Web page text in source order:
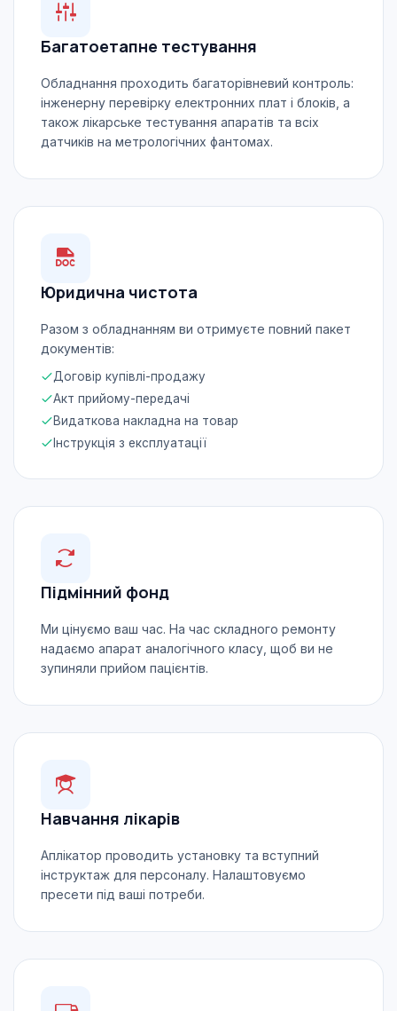
Багатоетапне тестування
Обладнання проходить багаторівневий контроль:
інженерну перевірку електронних плат і блоків, а
також лікарське тестування апаратів та всіх
датчиків на метрологічних фантомах.
Юридична чистота
Разом з обладнанням ви отримуєте повний пакет
документів:
Договір купівлі-продажу
Акт прийому-передачі
Видаткова накладна на товар
Інструкція з експлуатації
Підмінний фонд
Ми цінуємо ваш час. На час складного ремонту
надаємо апарат аналогічного класу, щоб ви не
зупиняли прийом пацієнтів.
Навчання лікарів
Аплікатор проводить установку та вступний
інструктаж для персоналу. Налаштовуємо
пресети під ваші потреби.